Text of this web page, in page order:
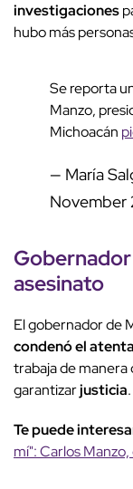
investigaciones
hubo más
Se reporta
Manzo,
Michoacán
— María
November
asesinato
El gobernador de
condenó el
trabaja de manera
garantizarjusticia.
Te puede
mí": Carlos